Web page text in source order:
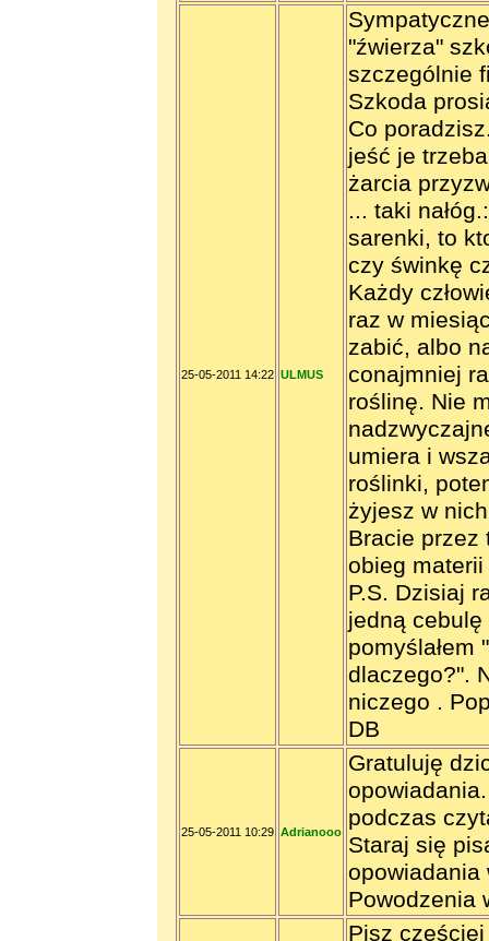
25-05-2011 14:22 ULMUS
"źwierza"
szczególnie
Szkoda
Co
jeść je
żarcia
... taki
sarenki, to
czy świnkę
Każdy
raz w
zabić, albo
conajmniej
roślinę. Nie
umiera i
roślinki,
żyjesz w
Bracie przez
obieg
P.S. Dzisiaj
jedną
pomyślałem
dlaczego?".
niczego .
DB
25-05-2011 10:29 Adrianooo
Gratuluję
podczas
Staraj się
opowiadania
Powodzenia
Pisz